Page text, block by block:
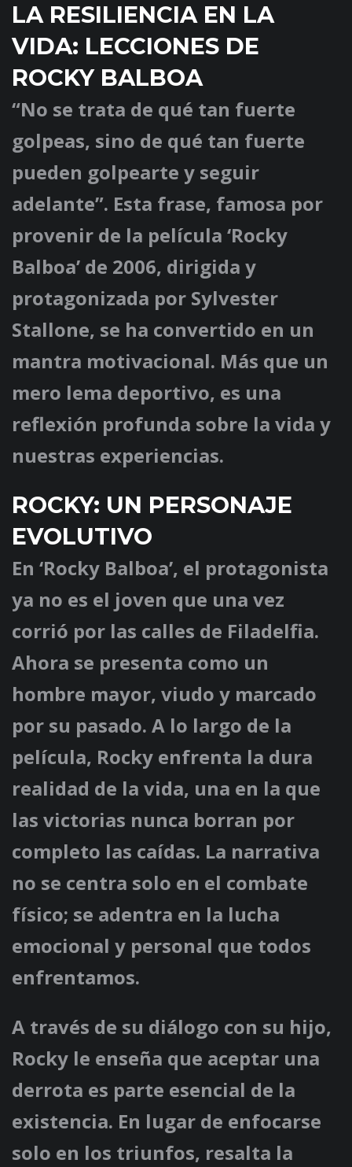
LA RESILIENCIA EN LA
VIDA: LECCIONES DE
ROCKY BALBOA
“No se trata de qué tan fuerte
golpeas, sino de qué tan fuerte
pueden golpearte y seguir
adelante”. Esta frase, famosa por
provenir de la película ‘Rocky
Balboa’ de 2006, dirigida y
protagonizada por Sylvester
Stallone, se ha convertido en un
mantra motivacional. Más que un
mero lema deportivo, es una
reflexión profunda sobre la vida y
nuestras experiencias.
ROCKY: UN PERSONAJE
EVOLUTIVO
En ‘Rocky Balboa’, el protagonista
ya no es el joven que una vez
corrió por las calles de Filadelfia.
Ahora se presenta como un
hombre mayor, viudo y marcado
por su pasado. A lo largo de la
película, Rocky enfrenta la dura
realidad de la vida, una en la que
las victorias nunca borran por
completo las caídas. La narrativa
no se centra solo en el combate
físico; se adentra en la lucha
emocional y personal que todos
enfrentamos.
A través de su diálogo con su hijo,
Rocky le enseña que aceptar una
derrota es parte esencial de la
existencia. En lugar de enfocarse
solo en los triunfos, resalta la